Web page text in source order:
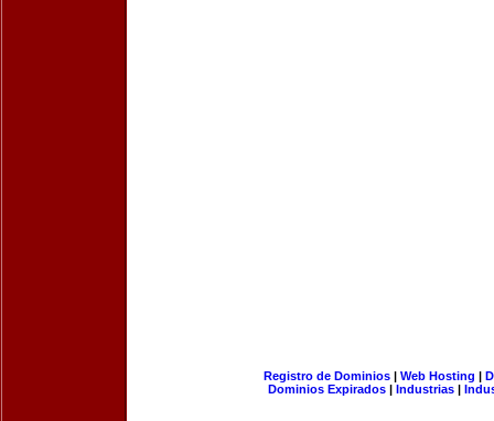
Registro de Dominios| Web Hosting |
Dominios Expirados | Industrias |